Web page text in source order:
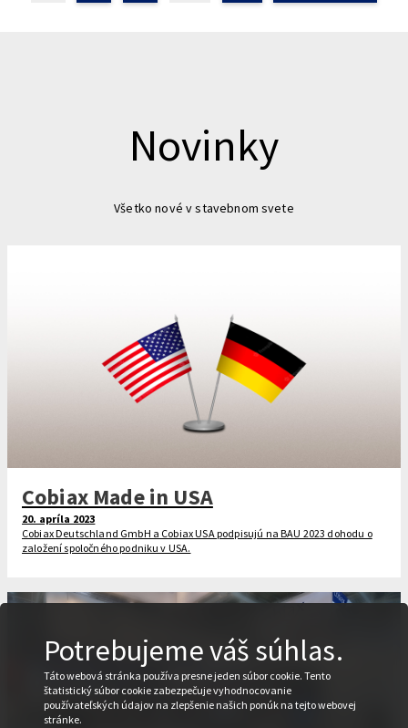
Novinky
Všetko nové v stavebnom svete
Cobiax Made in USA
20. apríla 2023
Cobiax Deutschland GmbH a Cobiax USA podpisujú na BAU 2023 dohodu o
založení spoločného podniku v USA.
Potrebujeme váš súhlas.
Táto webová stránka používa presne jeden súbor cookie. Tento
štatistický súbor cookie zabezpečuje vyhodnocovanie
používateľských údajov na zlepšenie našich ponúk na tejto webovej
stránke.